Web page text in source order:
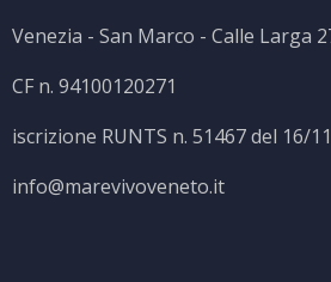
Venezia - San Marco - Calle Larga
CF n. 94100120271
iscrizione RUNTS n. 51467 del 16/
info@marevivoveneto.it